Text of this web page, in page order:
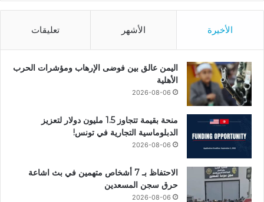
الأخيرة الأشهر تعليقات
اليمن عالق بين فوضى الإرهاب ومؤشرات الحرب
الأهلية
2026-08-06
منحة بقيمة تتجاوز 1.5 مليون دولار لتعزيز
الدبلوماسية التجارية في تونس!
2026-08-06
الاحتفاظ بـ 7 أشخاص متهمين في بث اشاعة
حرق سجن المسعدين
2026-08-06